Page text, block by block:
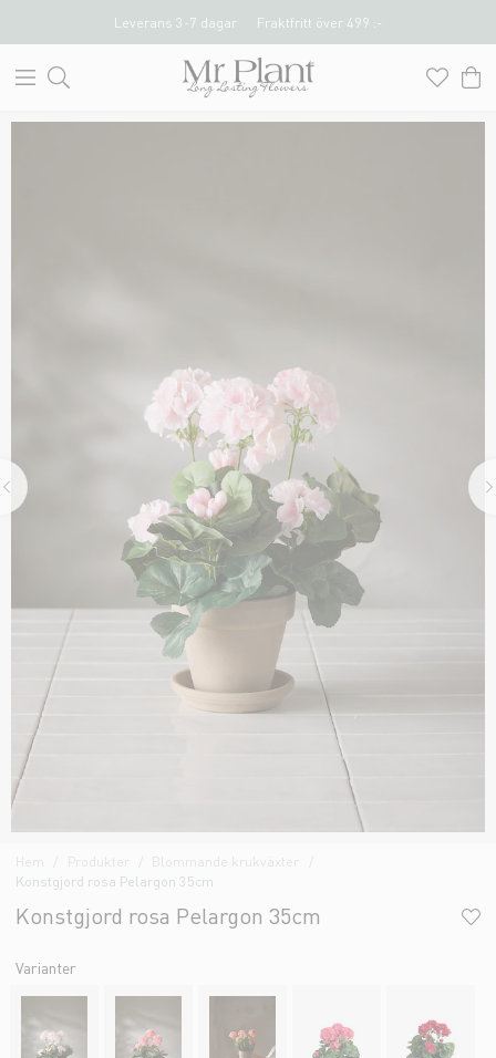
Leverans 3-7 dagar Fraktfritt över 499 :-
Hem Produkter
Blommande krukväxter
Konstgjord rosa Pelargon 35cm
Konstgjord rosa Pelargon 35cm
Varianter